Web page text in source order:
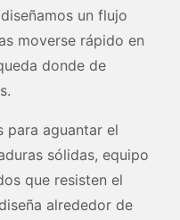
un flujo
moverse rápido en
donde de
para aguantar el
sólidas, equipo
que resisten el
alrededor de